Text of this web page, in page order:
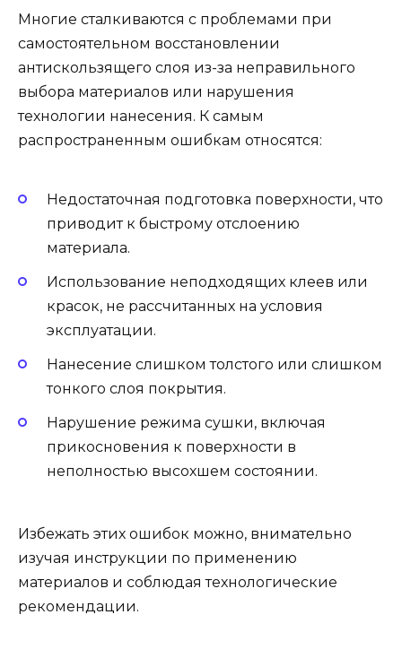
Многие сталкиваются с проблемами при
самостоятельном восстановлении
антискользящего слоя из-за неправильного
выбора материалов или нарушения
технологии нанесения. К самым
распространенным ошибкам относятся:
Недостаточная подготовка поверхности, что
приводит к быстрому отслоению
материала.
Использование неподходящих клеев или
красок, не рассчитанных на условия
эксплуатации.
Нанесение слишком толстого или слишком
тонкого слоя покрытия.
Нарушение режима сушки, включая
прикосновения к поверхности в
неполностью высохшем состоянии.
Избежать этих ошибок можно, внимательно
изучая инструкции по применению
материалов и соблюдая технологические
рекомендации.